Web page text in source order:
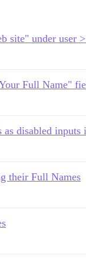
site" under user
Full Name"
disabled
their Full Names